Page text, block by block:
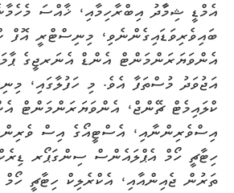
އެމްޑީ ޝިމާާދު އިބްރާހިމާއި، ޚާއްސަ
ބައިވެރިވަޑައިގެންނެވި، މިނިސްޓްރީ އޮފް
އެންވަޔަރަންމަންޓް އެންޑް އެނަރޖީގެ
އަޖުވަދު މުސްތަފާ އެވެ. މި ހަފުލާގައި،
ކްލައިމެޓް ޗޭންޖް، އެންވަޔަރަންމަންޓް
އިސްވެރިންނާއި، އެސްޓީއޯގެ އިސް
ހިޓާޗީ ހޯމް އެޕްލައެންސް ސިންގަޕޯރ
ތަރުން ޖެއިންއާއި، އެކްރެލިކް ހިޓާޗީ